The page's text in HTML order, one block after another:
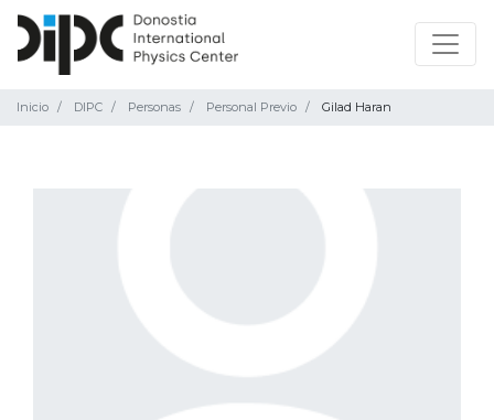
Inicio DIPC Personas Personal Previo Gilad Haran